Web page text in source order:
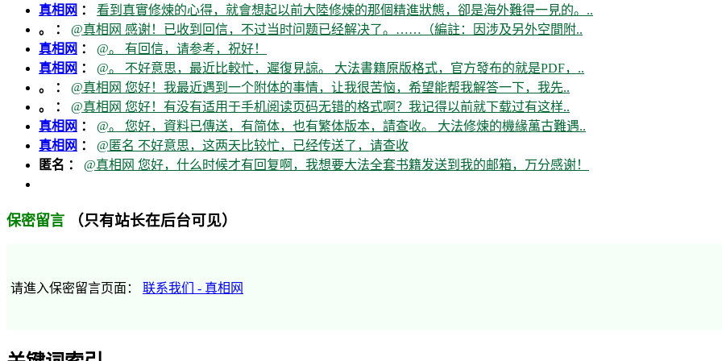
真相网 ： 看到真實修煉的心得，就會想起以前大陸修煉的那個精進狀態，卻是海外難得一見的。..
。 ： @真相网 感谢！已收到回信，不过当时问题已经解决了。……（編註：因涉及另外空間附..
真相网 ： @。 有回信，请参考，祝好！
真相网 ： @。 不好意思，最近比較忙，遲復見諒。 大法書籍原版格式，官方發布的就是PDF，..
。 ： @真相网 您好！我最近遇到一个附体的事情，让我很苦恼，希望能帮我解答一下，我先..
。 ： @真相网 您好！有没有适用于手机阅读页码无错的格式啊？我记得以前就下载过有这样..
真相网 ： @。 您好，資料已傳送，有简体，也有繁体版本，請查收。 大法修煉的機緣萬古難遇..
真相网 ： @匿名 不好意思，这两天比较忙，已经传送了，请查收
匿名 ： @真相网 您好，什么时候才有回复啊，我想要大法全套书籍发送到我的邮箱，万分感谢！
保密留言 （只有站长在后台可见）
请進入保密留言页面： 联系我们 - 真相网